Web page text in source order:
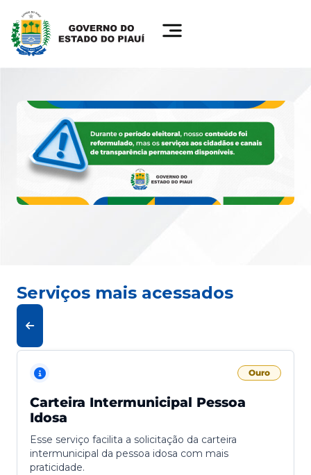
Serviços mais acessados
Ouro
Carteira Intermunicipal Pessoa
Idosa
Esse serviço facilita a solicitação da carteira
intermunicipal da pessoa idosa com mais
praticidade.